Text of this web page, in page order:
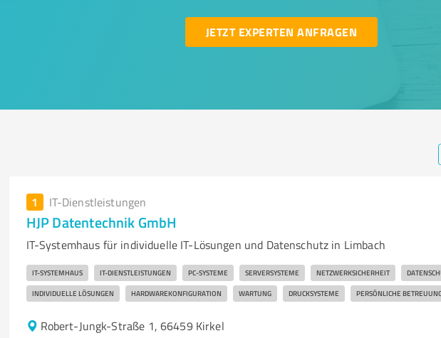
JETZT EXPERTEN ANFRAGEN
1 IT-Dienstleistungen
HJP Datentechnik GmbH
IT-Systemhaus für individuelle IT-Lösungen und Datenschutz in Limbach
IT-SYSTEMHAUS IT-DIENSTLEISTUNGEN PC-SYSTEME SERVERSYSTEME NETZWERKSICHERHEIT
INDIVIDUELLE LÖSUNGEN HARDWAREKONFIGURATION WARTUNG DRUCKSYSTEME PERSÖNLICHE
Robert-Jungk-Straße 1, 66459 Kirkel